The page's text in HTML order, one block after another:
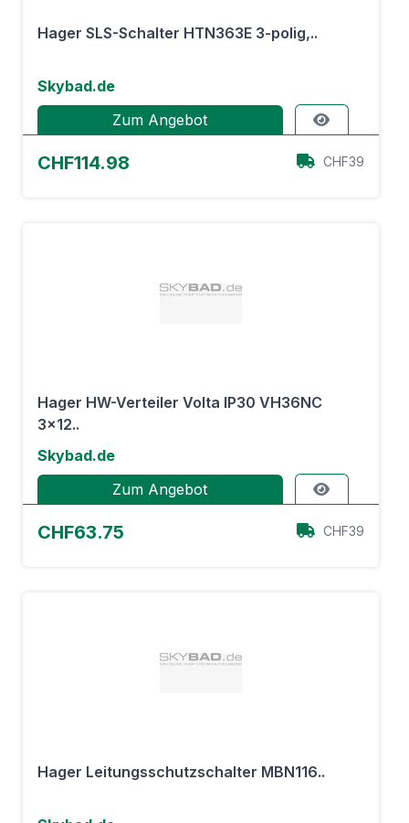
Hager SLS-Schalter HTN363E 3-polig,..
Skybad.de
Zum Angebot
CHF114.98 CHF39
Hager HW-Verteiler Volta IP30 VH36NC
3x12..
Skybad.de
Zum Angebot
CHF63.75 CHF39
Hager Leitungsschutzschalter MBN116..